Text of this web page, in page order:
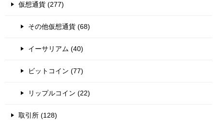
仮想通貨 (277)
その他仮想通貨 (68)
イーサリアム (40)
ビットコイン (77)
リップルコイン (22)
取引所 (128)